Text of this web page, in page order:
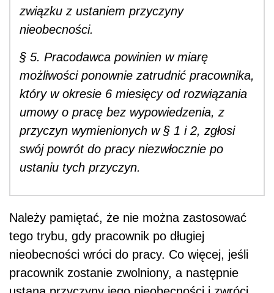
związku z ustaniem przyczyny
nieobecności.
§ 5. Pracodawca powinien w miarę
możliwości ponownie zatrudnić pracownika,
który w okresie 6 miesięcy od rozwiązania
umowy o pracę bez wypowiedzenia, z
przyczyn wymienionych w § 1 i 2, zgłosi
swój powrót do pracy niezwłocznie po
ustaniu tych przyczyn.
Należy pamiętać, że nie można zastosować
tego trybu, gdy pracownik po długiej
nieobecności wróci do pracy. Co więcej, jeśli
pracownik zostanie zwolniony, a następnie